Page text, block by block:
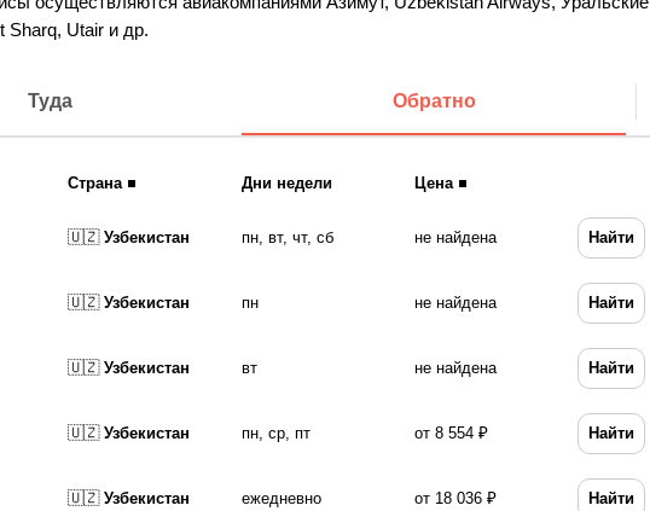
Sharq, Utair и др.
Туда Обратно
Страна Дни недели Цена
🇺🇿 Узбекистан пн, вт, чт, сб не найдена Найти
🇺🇿 Узбекистан пн не найдена Найти
🇺🇿 Узбекистан вт не найдена Найти
🇺🇿 Узбекистан пн, ср, пт от 8 554 ₽ Найти
🇺🇿 Узбекистан ежедневно от 18 036 ₽ Найти